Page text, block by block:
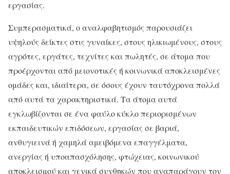
εργασίας.
Συμπερασματικά, ο αναλφαβητισμός παρουσιάζει
υψηλούς δείκτες στις γυναίκες, στους ηλικιωμένους, στους
αγρότες, εργάτες, τεχνίτες και πωλητές, σε άτομα που
προέρχονται από μειονοτικές ή κοινωνικά αποκλεισμένες
ομάδες και, ιδιαίτερα, σε όσους έχουν ταυτόχρονα πολλά
από αυτά τα χαρακτηριστικά. Τα άτομα αυτά
εγκλωβίζονται σε ένα φαύλο κύκλο περιορισμένων
εκπαιδευτικών επιδόσεων, εργασίας σε βαριά,
ανθυγιεινά ή χαμηλά αμειβόμενα επαγγέλματα,
ανεργίας ή υποαπασχόλησης, φτώχειας, κοινωνικού
αποκλεισμού και γενικά συνθηκών που αναπαράγουν τον